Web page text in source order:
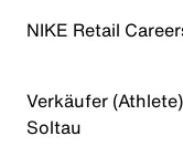
NIKE Retail
Verkäufer
Soltau